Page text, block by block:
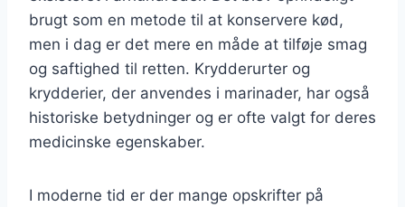
brugt som en metode til at konservere kød,
men i dag er det mere en måde at tilføje smag
og saftighed til retten. Krydderurter og
krydderier, der anvendes i marinader, har også
historiske betydninger og er ofte valgt for deres
medicinske egenskaber.
I moderne tid er der mange opskrifter på